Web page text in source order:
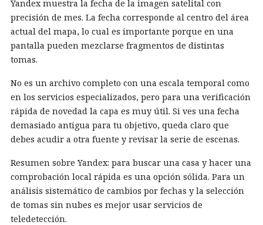
Yandex muestra la fecha de la imagen satelital con
precisión de mes. La fecha corresponde al centro del área
actual del mapa, lo cual es importante porque en una
pantalla pueden mezclarse fragmentos de distintas
tomas.
No es un archivo completo con una escala temporal como
en los servicios especializados, pero para una verificación
rápida de novedad la capa es muy útil. Si ves una fecha
demasiado antigua para tu objetivo, queda claro que
debes acudir a otra fuente y revisar la serie de escenas.
Resumen sobre Yandex: para buscar una casa y hacer una
comprobación local rápida es una opción sólida. Para un
análisis sistemático de cambios por fechas y la selección
de tomas sin nubes es mejor usar servicios de
teledetección.